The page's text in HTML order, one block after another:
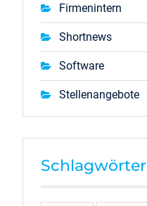
Firmenintern
Shortnews
Software
Stellenangebote
Schlagwörter